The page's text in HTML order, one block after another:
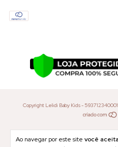
Ao navegar por este site você
Copyright Lelidi Baby Kids -